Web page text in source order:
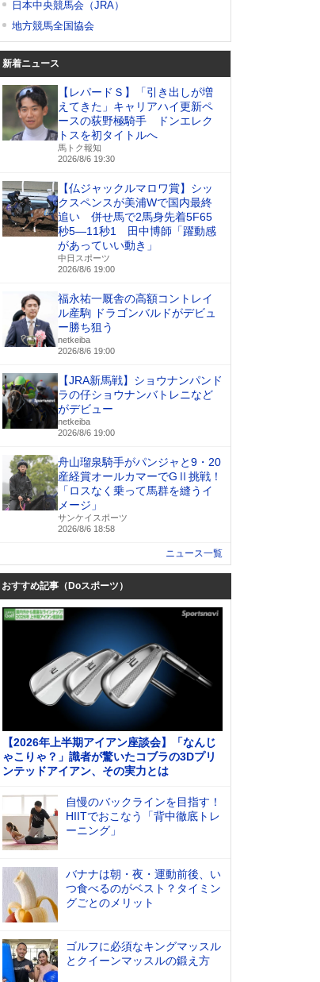
日本中央競馬会（JRA）
地方競馬全国協会
新着ニュース
【レパードＳ】「引き出しが増
えてきた」キャリアハイ更新ペ
ースの荻野極騎手 ドンエレク
トスを初タイトルへ
馬トク報知
2026/8/6 19:30
【仏ジャックルマロワ賞】シッ
クスペンスが美浦Wで国内最終
追い 併せ馬で2馬身先着5F65
秒5―11秒1 田中博師「躍動感
があっていい動き」
中日スポーツ
2026/8/6 19:00
福永祐一厩舎の高額コントレイ
ル産駒 ドラゴンバルドがデビュ
ー勝ち狙う
netkeiba
2026/8/6 19:00
【JRA新馬戦】ショウナンパンド
ラの仔ショウナンバトレニなど
がデビュー
netkeiba
2026/8/6 19:00
舟山瑠泉騎手がパンジャと9・20
産経賞オールカマーでGⅡ挑戦！
「ロスなく乗って馬群を縫うイ
メージ」
サンケイスポーツ
2026/8/6 18:58
ニュース一覧
おすすめ記事（Doスポーツ）
【2026年上半期アイアン座談会】「なんじ
ゃこりゃ？」識者が驚いたコブラの3Dプリ
ンテッドアイアン、その実力とは
自慢のバックラインを目指す！
HIITでおこなう「背中徹底トレ
ーニング」
バナナは朝・夜・運動前後、い
つ食べるのがベスト？タイミン
グごとのメリット
ゴルフに必須なキングマッスル
とクイーンマッスルの鍛え方